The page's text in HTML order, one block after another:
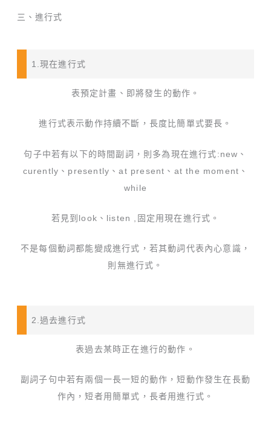
三、進行式
1.現在進行式
表預定計畫、即將發生的動作。
進行式表示動作持續不斷，長度比簡單式要長。
句子中若有以下的時間副詞，則多為現在進行式:new、
curently、presently、at present、at the moment、
while
若見到look、listen ,固定用現在進行式。
不是每個動詞都能變成進行式，若其動詞代表內心意識，
則無進行式。
2.過去進行式
表過去某時正在進行的動作。
副詞子句中若有兩個一長一短的動作，短動作發生在長動
作內，短者用簡單式，長者用進行式。